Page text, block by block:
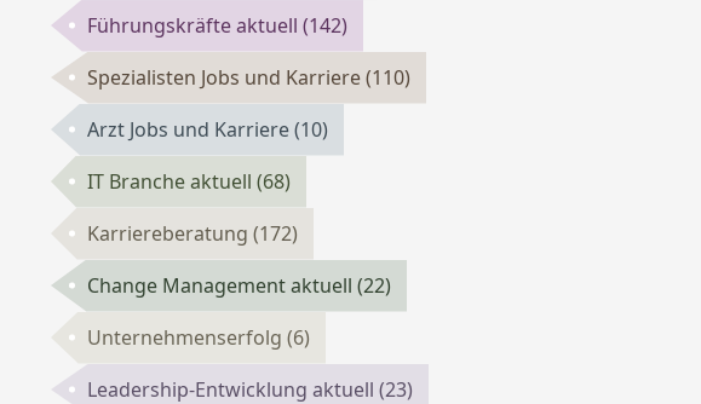
Führungskräfte aktuell (142)
Spezialisten Jobs und Karriere(110)
Arzt Jobs und Karriere(10)
IT Branche aktuell (68)
Karriereberatung (172)
Change Management aktuell (22)
Unternehmenserfolg (6)
Leadership-Entwicklung aktuell (23)